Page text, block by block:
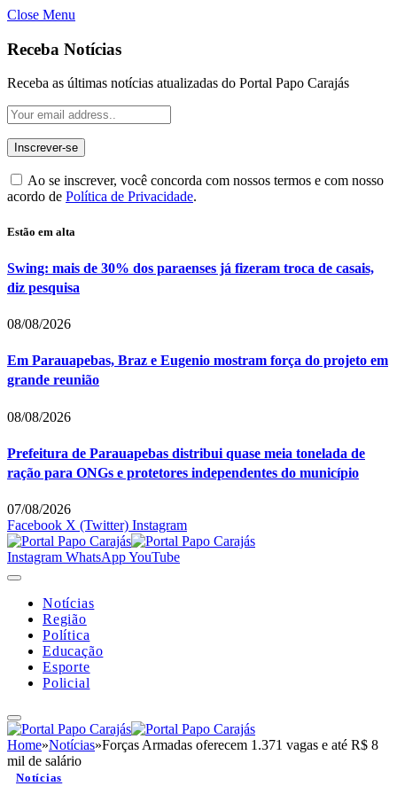
Close Menu
Receba Notícias
Receba as últimas notícias atualizadas do Portal Papo Carajás
Ao se inscrever, você concorda com nossos termos e com nosso
acordo de Política de Privacidade.
Estão em alta
Swing: mais de 30% dos paraenses já fizeram troca de casais,
diz pesquisa
08/08/2026
Em Parauapebas, Braz e Eugenio mostram força do projeto em
grande reunião
08/08/2026
Prefeitura de Parauapebas distribui quase meia tonelada de
ração para ONGs e protetores independentes do município
07/08/2026
Facebook X (Twitter) Instagram
Instagram WhatsAppYouTube
Notícias
Região
Política
Educação
Esporte
Policial
Home»Notícias»Forças Armadas oferecem 1.371 vagas e até R$ 8
mil de salário
Notícias